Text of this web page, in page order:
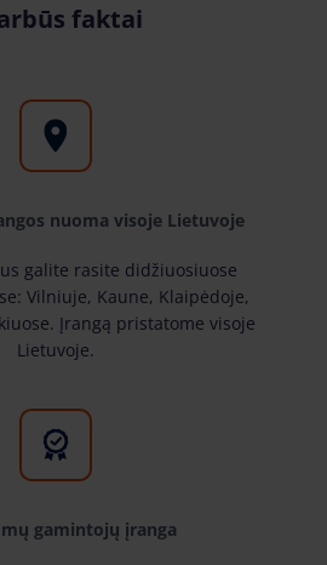
faktai
nuoma visoje Lietuvoje
galite rasite didžiuosiuose
Vilniuje, Kaune, Klaipėdoje,
Įrangą pristatome visoje
Lietuvoje.
gamintojų įranga